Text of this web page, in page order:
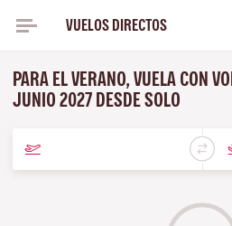
VUELOS DIRECTOS
PARA EL VERANO, VUELA CON
JUNIO 2027 DESDE SOLO